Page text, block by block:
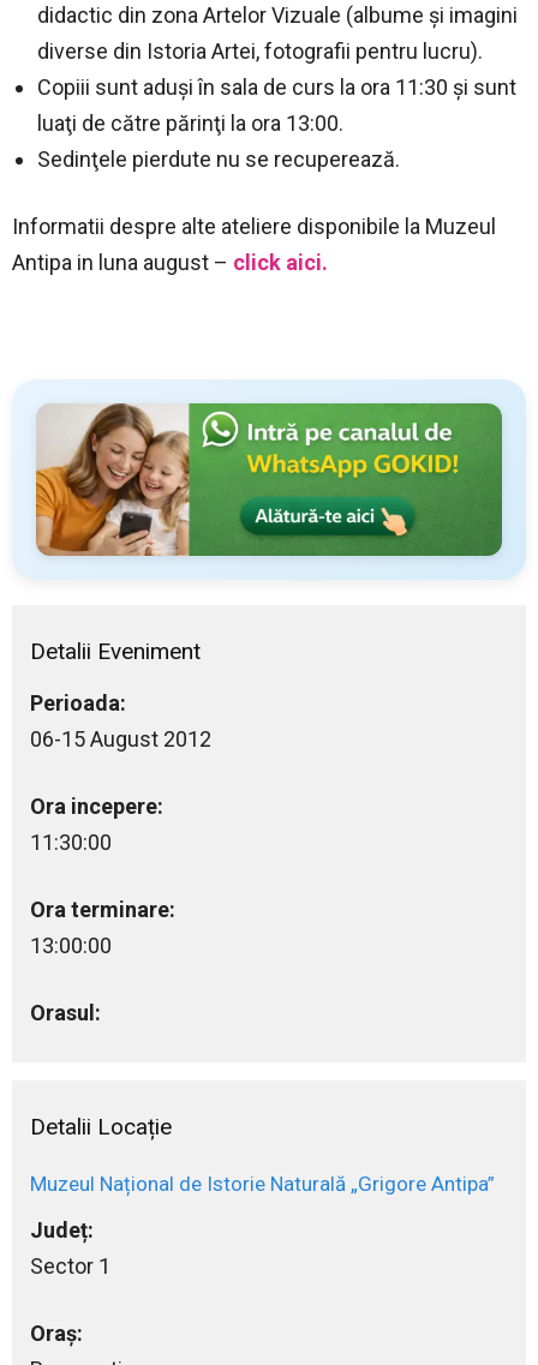
didactic din zona Artelor Vizuale (albume şi imagini
diverse din Istoria Artei, fotografii pentru lucru).
Copiii sunt aduşi în sala de curs la ora 11:30 şi sunt
luaţi de către părinţi la ora 13:00.
Sedinţele pierdute nu se recuperează.
Informatii despre alte ateliere disponibile la Muzeul
Antipa in luna august – click aici.
Detalii Eveniment
Perioada:
06-15 August 2012
Ora incepere:
11:30:00
Ora terminare:
13:00:00
Orasul:
Detalii Locație
Muzeul Național de Istorie Naturală „Grigore Antipa”
Județ:
Sector 1
Oraș: